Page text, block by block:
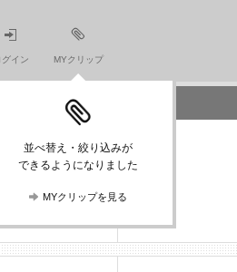
グイン MYクリップ
並べ替え・絞り込みが
できるようになりました
MYクリップを見る
リアニュース
デザイナーから探す
ングから探す